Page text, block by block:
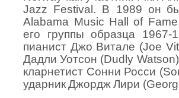
Jazz Festival. В 1989 он
Alabama Music Hall of
его
группы образца 1967-
пианист Джо Витале (Joe
Дадли Уотсон (Dudly
кларнетист Сонни Росси
ударникДжордж Лири